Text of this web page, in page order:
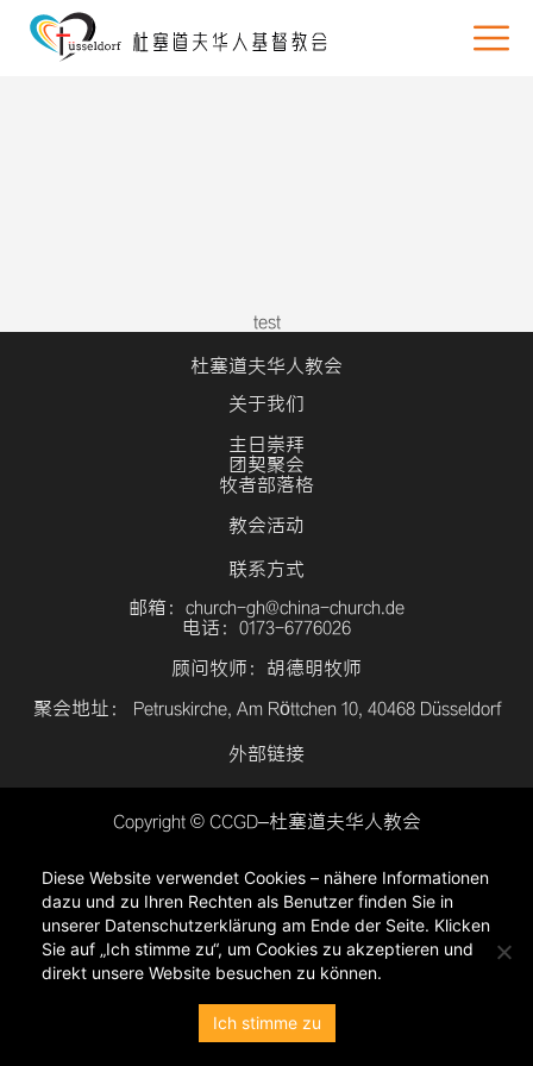
test
杜塞道夫华人教会
关于我们
主日崇拜
团契聚会
牧者部落格
教会活动
联系方式
邮箱：church-gh@china-church.de
电话：0173-6776026
顾问牧师：胡德明牧师
聚会地址： Petruskirche, Am Röttchen 10, 40468 Düsseldorf
外部链接
Copyright © CCGD–杜塞道夫华人教会
隐私政策
Diese Website verwendet Cookies – nähere Informationen
dazu und zu Ihren Rechten als Benutzer finden Sie in
unserer Datenschutzerklärung am Ende der Seite. Klicken
Sie auf „Ich stimme zu“, um Cookies zu akzeptieren und
direkt unsere Website besuchen zu können.
Ich stimme zu